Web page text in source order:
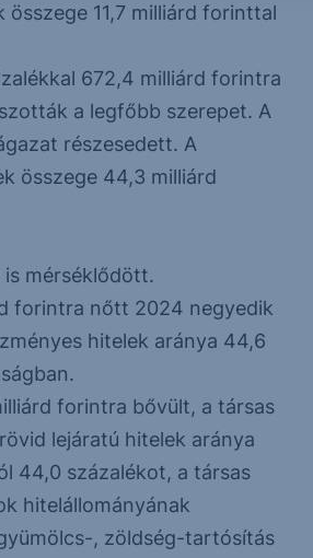
11,7 milliárd forinttal
672,4 milliárd forintra
a legfőbb szerepet. A
részesedett. A
összege 44,3 milliárd
is mérséklődött.
forintra nőtt 2024 negyedik
hitelek aránya 44,6
forintra bővült, a társas
lejáratú hitelek aránya
44,0 százalékot, a társas
hitelállományának
, zöldség-tartósítás